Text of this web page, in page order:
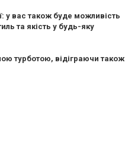
у вас також буде можливість
та якість у будь-яку
турботою, відіграючи також